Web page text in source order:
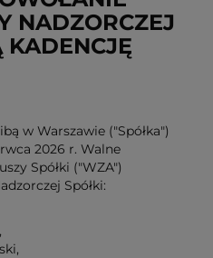
NADZORCZEJ
w Warszawie ("Spółka")
2026 r. Walne
Spółki ("WZA")
Spółki: